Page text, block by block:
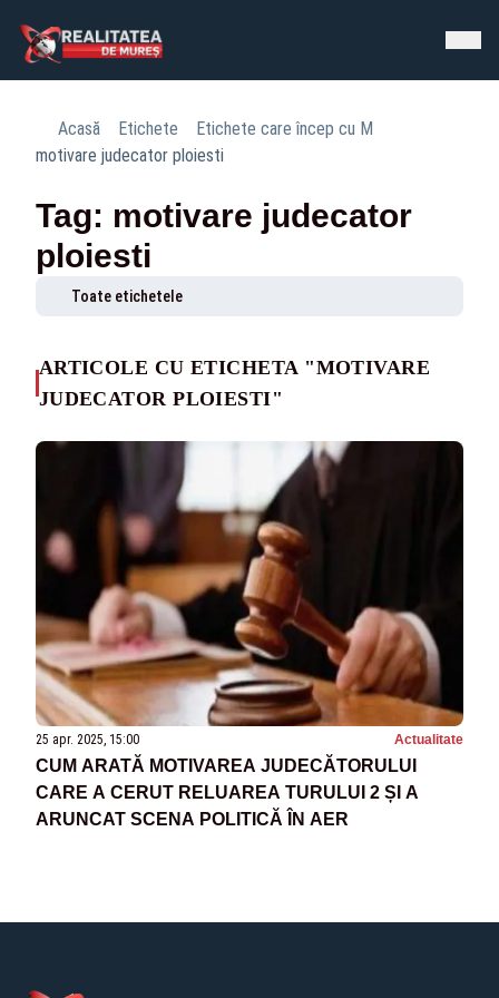
Acasă Etichete
Etichete care încep cu M
motivare judecator ploiesti
Tag: motivare judecator
ploiesti
Toate etichetele
ARTICOLE CU ETICHETA "MOTIVARE
JUDECATOR PLOIESTI"
25 apr. 2025, 15:00 Actualitate
CUM ARATĂ MOTIVAREA JUDECĂTORULUI
CARE A CERUT RELUAREA TURULUI 2 ȘI A
ARUNCAT SCENA POLITICĂ ÎN AER